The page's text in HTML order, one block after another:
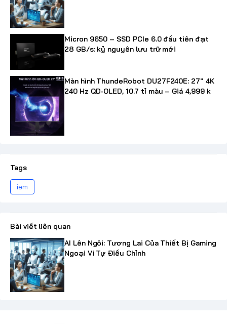
Micron 9650 – SSD PCIe 6.0 đầu tiên đạt
28 GB/s: kỷ nguyên lưu trữ mới
Màn hình ThundeRobot DU27F240E: 27" 4K
240 Hz QD-OLED, 10.7 tỉ màu – Giá 4,999 k
Tags
iem
Bài viết liên quan
AI Lên Ngôi: Tương Lai Của Thiết Bị Gaming
Ngoại Vi Tự Điều Chỉnh